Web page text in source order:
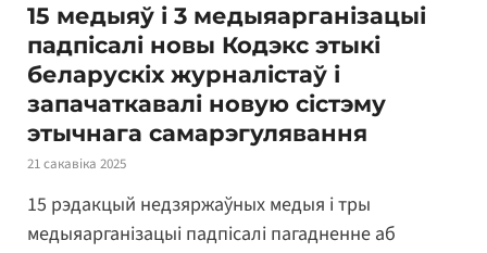
15 медыяў і 3 медыяарганізацыі
падпісалі новы Кодэкс этыкі
беларускіх журналістаў і
запачаткавалі новую сістэму
этычнага самарэгулявання
21 сакавіка 2025
15 рэдакцый недзяржаўных медыя і тры
медыяарганізацыі падпісалі пагадненне аб